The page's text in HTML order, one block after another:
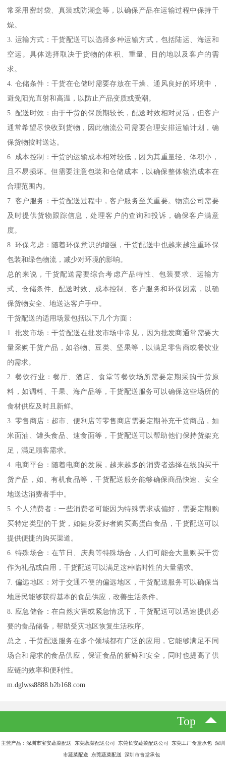
常采用密封袋、真装或防潮盒等，以确保产品在运输过程中保持干
燥。
3. 运输方式：干货配送可以选择多种运输方式，包括陆运、海运和
空运。具体选择取决于货物的体积、重量、目的地以及客户的需
求。
4. 仓储条件：干货在仓储时需要存放在干燥、通风良好的环境中，
避免阳光直射和高温，以防止产品变质或受潮。
5. 配送时效：由于干货的保质期较长，配送时效相对灵活，但客户
通常希望尽快收到货物，因此物流公司需要合理安排运输计划，确
保货物按时送达。
6. 成本控制：干货的运输成本相对较低，因为其重量轻、体积小，
且不易损坏。但需要注意包装和仓储成本，以确保整体物流成本在
合理范围内。
7. 客户服务：干货配送过程中，客户服务至关重要。物流公司需要
及时提供货物跟踪信息，处理客户的查询和投诉，确保客户满意
度。
8. 环保考虑：随着环保意识的增强，干货配送中也越来越注重环保
包装和绿色物流，减少对环境的影响。
总的来说，干货配送需要综合考虑产品特性、包装要求、运输方
式、仓储条件、配送时效、成本控制、客户服务和环保因素，以确
保货物安全、地送达客户手中。
干货配送的适用场景包括以下几个方面：
1. 批发市场：干货配送在批发市场中常见，因为批发商通常需要大
量采购干货产品，如谷物、豆类、坚果等，以满足零售商或餐饮业
的需求。
2. 餐饮行业：餐厅、酒店、食堂等餐饮场所需要定期采购干货原
料，如调料、干果、海产品等，干货配送服务可以确保这些场所的
食材供应及时且新鲜。
3. 零售商店：超市、便利店等零售商店需要定期补充干货商品，如
米面油、罐头食品、速食面等，干货配送可以帮助他们保持货架充
足，满足顾客需求。
4. 电商平台：随着电商的发展，越来越多的消费者选择在线购买干
货产品，如、有机食品等，干货配送服务能够确保商品快速、安全
地送达消费者手中。
5. 个人消费者：一些消费者可能因为特殊需求或偏好，需要定期购
买特定类型的干货，如健身爱好者购买高蛋白食品，干货配送可以
提供便捷的购买渠道。
6. 特殊场合：在节日、庆典等特殊场合，人们可能会大量购买干货
作为礼品或自用，干货配送可以满足这种临时性的大量需求。
7. 偏远地区：对于交通不便的偏远地区，干货配送服务可以确保当
地居民能够获得基本的食品供应，改善生活条件。
8. 应急储备：在自然灾害或紧急情况下，干货配送可以迅速提供必
要的食品储备，帮助受灾地区恢复生活秩序。
总之，干货配送服务在多个领域都有广泛的应用，它能够满足不同
场合和需求的食品供应，保证食品的新鲜和安全，同时也提高了供
应链的效率和便利性。
m.dglwss8888.b2b168.com
Top
主营产品：深圳市宝安蔬菜配送 东莞蔬菜配送公司 东莞长安蔬菜配送公司 东莞工厂食堂承包 深圳
市蔬菜配送 东莞蔬菜配送 深圳市食堂承包